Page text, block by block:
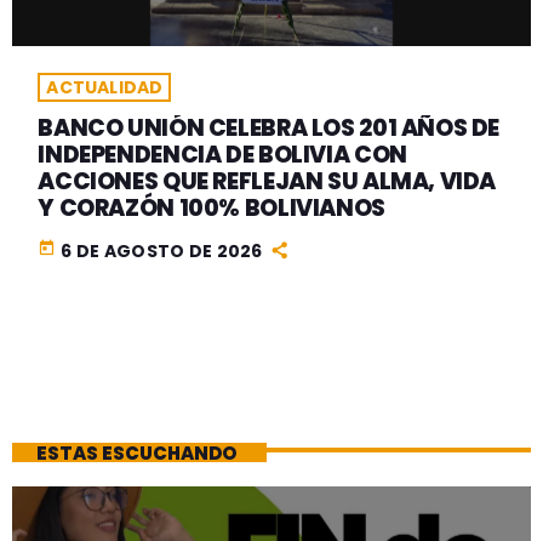
ACTUALIDAD
BANCO UNIÓN CELEBRA LOS 201 AÑOS DE
INDEPENDENCIA DE BOLIVIA CON
ACCIONES QUE REFLEJAN SU ALMA, VIDA
Y CORAZÓN 100% BOLIVIANOS
today 6 DE AGOSTO DE 2026
ESTAS ESCUCHANDO